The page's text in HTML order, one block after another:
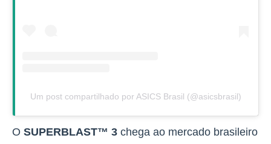
Um post compartilhado por ASICS Brasil (@asicsbrasil)
O SUPERBLAST™ 3 chega ao mercado brasileiro